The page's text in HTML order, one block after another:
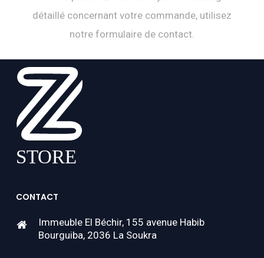
détaillé concernant votre commande, utilisez
notre formulaire de contact.
CONTACT
Immeuble El Béchir, 155 avenue Habib
Bourguiba, 2036 La Soukra